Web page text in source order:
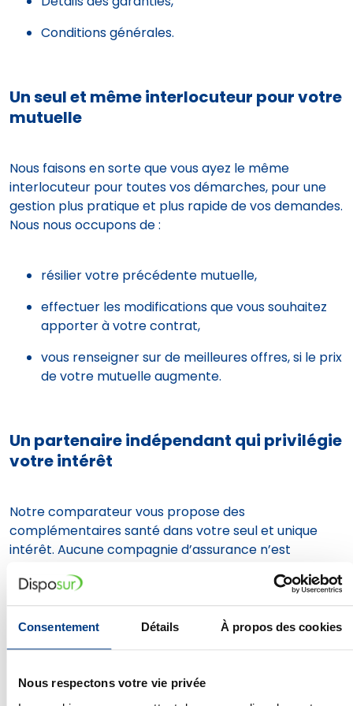
Consentement Détails À propos des cookies
Nous respectons votre vie privée
Conditions générales.
Un seul et même interlocuteur pour votre
mutuelle
Nous faisons en sorte que vous ayez le même
interlocuteur pour toutes vos démarches, pour une
gestion plus pratique et plus rapide de vos demandes.
Nous nous occupons de :
résilier votre précédente mutuelle,
effectuer les modifications que vous souhaitez
apporter à votre contrat,
vous renseigner sur de meilleures offres, si le prix
de votre mutuelle augmente.
Un partenaire indépendant qui privilégie
votre intérêt
Notre comparateur vous propose des
complémentaires santé dans votre seul et unique
intérêt. Aucune compagnie d’assurance n’est
choix des contrats.
JE CHERCHE UNE MUTUELLE PAS CHÈRE QUI